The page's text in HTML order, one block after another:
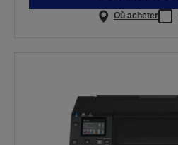
Où acheter